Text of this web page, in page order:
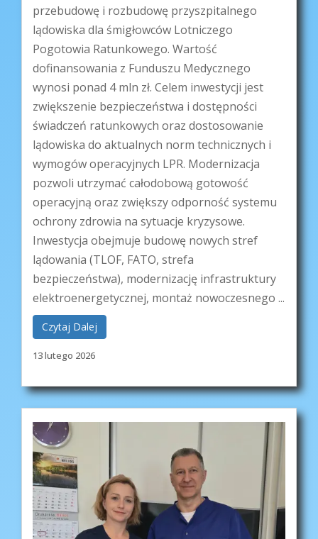
przebudowę i rozbudowę przyszpitalnego
lądowiska dla śmigłowców Lotniczego
Pogotowia Ratunkowego. Wartość
dofinansowania z Funduszu Medycznego
wynosi ponad 4 mln zł. Celem inwestycji jest
zwiększenie bezpieczeństwa i dostępności
świadczeń ratunkowych oraz dostosowanie
lądowiska do aktualnych norm technicznych i
wymogów operacyjnych LPR. Modernizacja
pozwoli utrzymać całodobową gotowość
operacyjną oraz zwiększy odporność systemu
ochrony zdrowia na sytuacje kryzysowe.
Inwestycja obejmuje budowę nowych stref
lądowania (TLOF, FATO, strefa
bezpieczeństwa), modernizację infrastruktury
elektroenergetycznej, montaż nowoczesnego ...
Czytaj Dalej
13 lutego 2026